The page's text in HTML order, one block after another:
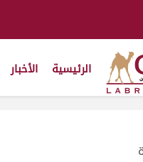
الرئيسية الأخبار